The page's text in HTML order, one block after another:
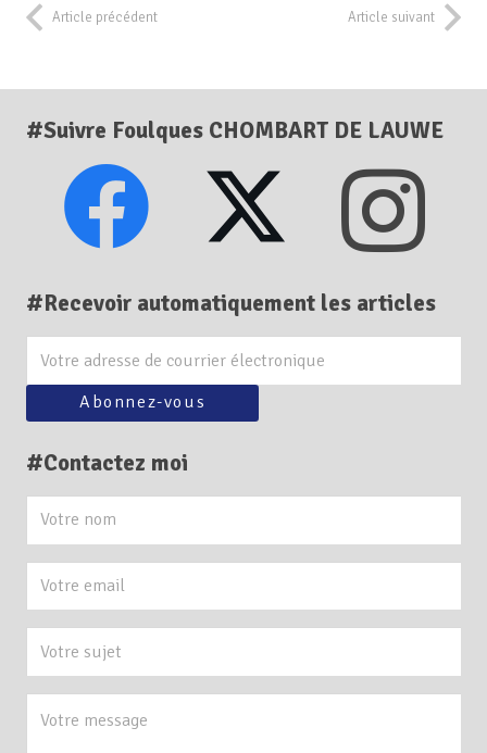
Article précédent Article suivant
#Suivre Foulques CHOMBART DE LAUWE
#Recevoir automatiquement les articles
#Contactez moi